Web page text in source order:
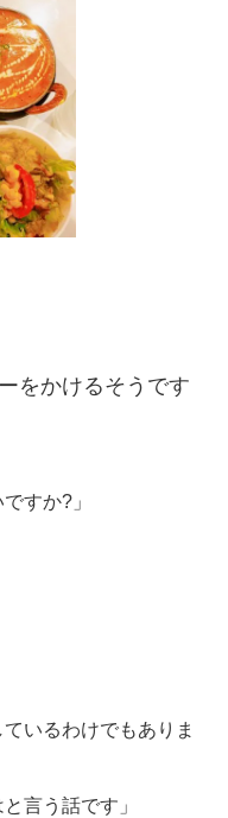
をかけるそうです
すか?」
いるわけでもありま
言う話です」